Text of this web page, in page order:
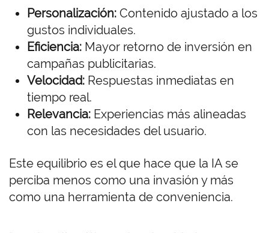
Personalización: Contenido ajustado a los
gustos individuales.
Eficiencia: Mayor retorno de inversión en
campañas publicitarias.
Velocidad: Respuestas inmediatas en
tiempo real.
Relevancia: Experiencias más alineadas
con las necesidades del usuario.
Este equilibrio es el que hace que la IA se
perciba menos como una invasión y más
como una herramienta de conveniencia.